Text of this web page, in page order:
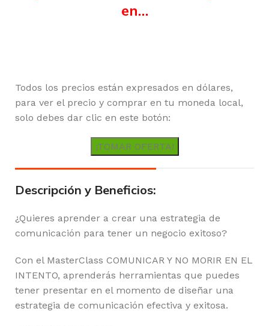
en…
Todos los precios están expresados en dólares,
para ver el precio y comprar en tu moneda local,
solo debes dar clic en este botón:
¡TOMAR OFERTA!
Descripción y Beneficios:
¿Quieres aprender a crear una estrategia de
comunicación para tener un negocio exitoso?
Con el MasterClass COMUNICAR Y NO MORIR EN EL
INTENTO, aprenderás herramientas que puedes
tener presentar en el momento de diseñar una
estrategia de comunicación efectiva y exitosa.